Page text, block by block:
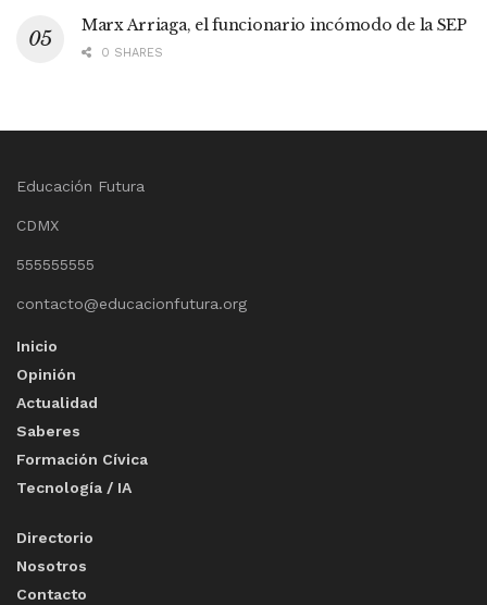
Marx Arriaga, el funcionario incómodo de la SEP
0 SHARES
Educación Futura
CDMX
555555555
contacto@educacionfutura.org
Inicio
Opinión
Actualidad
Saberes
Formación Cívica
Tecnología / IA
Directorio
Nosotros
Contacto